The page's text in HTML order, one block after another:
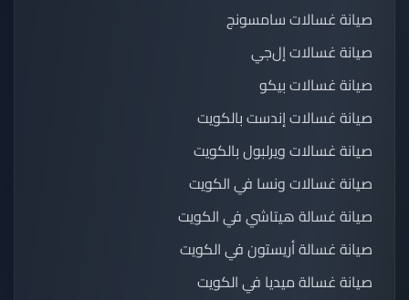
صيانة غسالات سامسونج
صيانة غسالات إل‌جي
صيانة غسالات بيكو
صيانة غسالات إندست بالكويت
صيانة غسالات ويرلبول بالكويت
صيانة غسالات ونسا في الكويت
صيانة غسالة هيتاشي في الكويت
صيانة غسالة أريستون في الكويت
صيانة غسالة ميديا في الكويت